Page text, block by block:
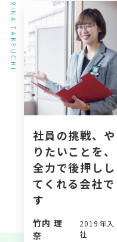
RINA TAKEUCHI
社員の挑戦、や
りたいことを、
全力で後押しし
てくれる会社で
す
竹内 理
奈
2019年入
社